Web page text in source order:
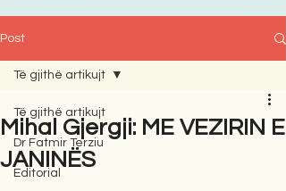
Post
Të gjithë artikujt
Dr Fatmir Terziu
Editorial
Të gjithë artikujt
Mihal Gjergji: ME VEZIRIN E
JANINËS